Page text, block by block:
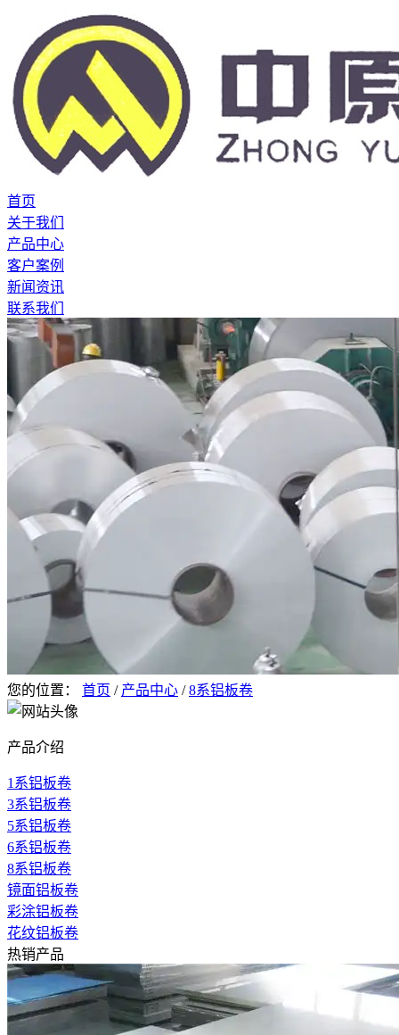
首页
关于我们
产品中心
客户案例
新闻资讯
联系我们
您的位置： 首页 / 产品中心 /8系铝板卷
产品介绍
1系铝板卷
3系铝板卷
5系铝板卷
6系铝板卷
8系铝板卷
镜面铝板卷
彩涂铝板卷
花纹铝板卷
热销产品